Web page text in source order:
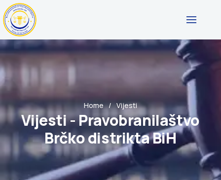
Home Vijesti
Vijesti - Pravobranilaštvo
Brčko distrikta BiH